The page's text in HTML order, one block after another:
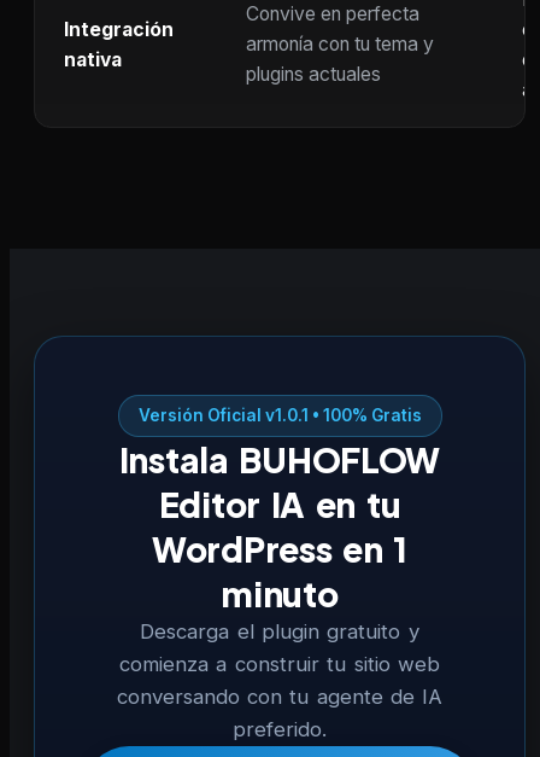
Integración
nativa
Convive en perfecta
armonía con tu tema y
plugins actuales
Versión Oficial v1.0.1 • 100% Gratis
Instala BUHOFLOW
Editor IA en tu
WordPress en 1
minuto
Descarga el plugin gratuito y
comienza a construir tu sitio web
conversando con tu agente de IA
preferido.